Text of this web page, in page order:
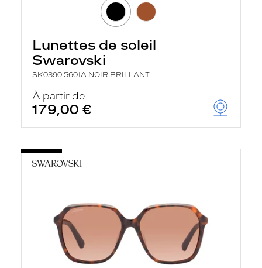
Lunettes de soleil
Swarovski
SK0390 5601A NOIR BRILLANT
À partir de
179,00 €